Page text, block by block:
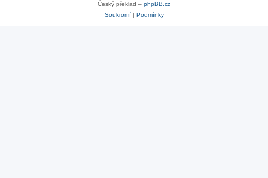
Český překlad – phpBB.cz
Soukromí| Podmínky